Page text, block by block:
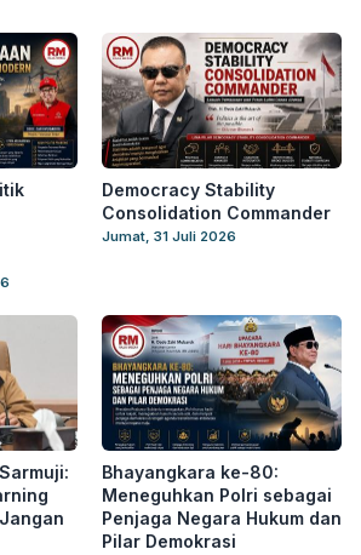
Democracy Stability
Consolidation Commander
Jumat, 31 Juli 2026
Bhayangkara ke-80:
Meneguhkan Polri sebagai
Penjaga Negara Hukum dan
Pilar Demokrasi